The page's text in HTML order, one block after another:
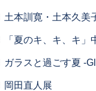
土本訓寛・土本久美
「夏のキ、キ、キ
ガラスと過ごす夏 -
岡田直人展